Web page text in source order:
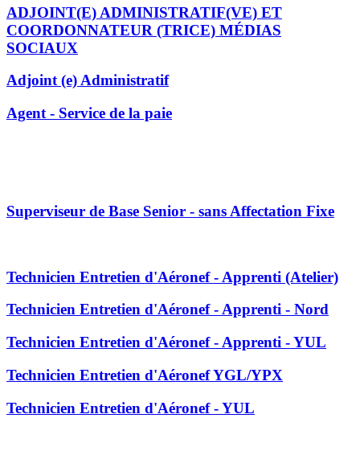
ADJOINT(E) ADMINISTRATIF(VE) ET
COORDONNATEUR (TRICE) MÉDIAS
SOCIAUX
Adjoint (e) Administratif
Agent - Service de la paie
Superviseur de Base Senior - sans Affectation Fixe
Technicien Entretien d'Aéronef - Apprenti (Atelier)
Technicien Entretien d'Aéronef - Apprenti - Nord
Technicien Entretien d'Aéronef - Apprenti - YUL
Technicien Entretien d'Aéronef YGL/YPX
Technicien Entretien d'Aéronef - YUL